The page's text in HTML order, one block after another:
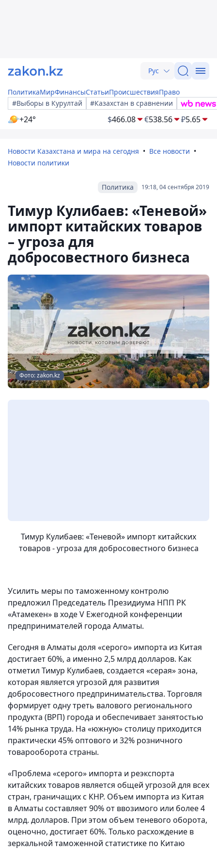
Рус
ПолитикаМирФинансыСтатьиПроисшествияПраво
#Выборы в Курултай
#Казахстан в сравнении
+24° $466.08 €538.56 ₽5.65
Новости Казахстана и мира на сегодня
Все новости
Новости политики
19:18, 04 сентября 2019
Политика
Тимур Кулибаев: «Теневой»
импорт китайских товаров
– угроза для
добросовестного бизнеса
Фото: zakon.kz
Тимур Кулибаев: «Теневой» импорт китайских
товаров - угроза для добросовестного бизнеса
Усилить меры по таможенному контролю
предложил Председатель Президиума НПП РК
«Атамекен» в ходе V Ежегодной конференции
предпринимателей города Алматы.
Сегодня в Алматы доля «серого» импорта из Китая
достигает 60%, а именно 2,5 млрд долларов. Как
отметил Тимур Кулибаев, создается «серая» зона,
которая является угрозой для развития
добросовестного предпринимательства. Торговля
формирует одну треть валового регионального
продукта (ВРП) города и обеспечивает занятостью
14% рынка труда. На «южную» столицу приходится
практически 45% оптового и 32% розничного
товарооборота страны.
«Проблема «серого» импорта и реэкспорта
китайских товаров является общей угрозой для всех
стран, граничащих с КНР. Объем импорта из Китая
в Алматы составляет 90% от ввозимого или более 4
млрд. долларов. При этом объем теневого оборота,
оценочно, достигает 60%. Только расхождение в
зеркальной таможенной статистике по Китаю